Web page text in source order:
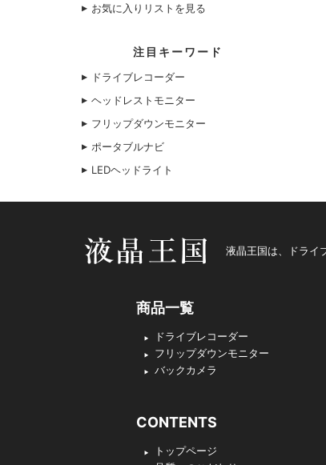
お気に入りリストを見る
注目キーワード
ドライブレコーダー
ヘッドレストモニター
フリップダウンモニター
ポータブルナビ
LEDヘッドライト
液晶王国
液晶王国は、ドライ
商品一覧
ドライブレコーダー
フリップダウンモニター
バックカメラ
CONTENTS
トップページ